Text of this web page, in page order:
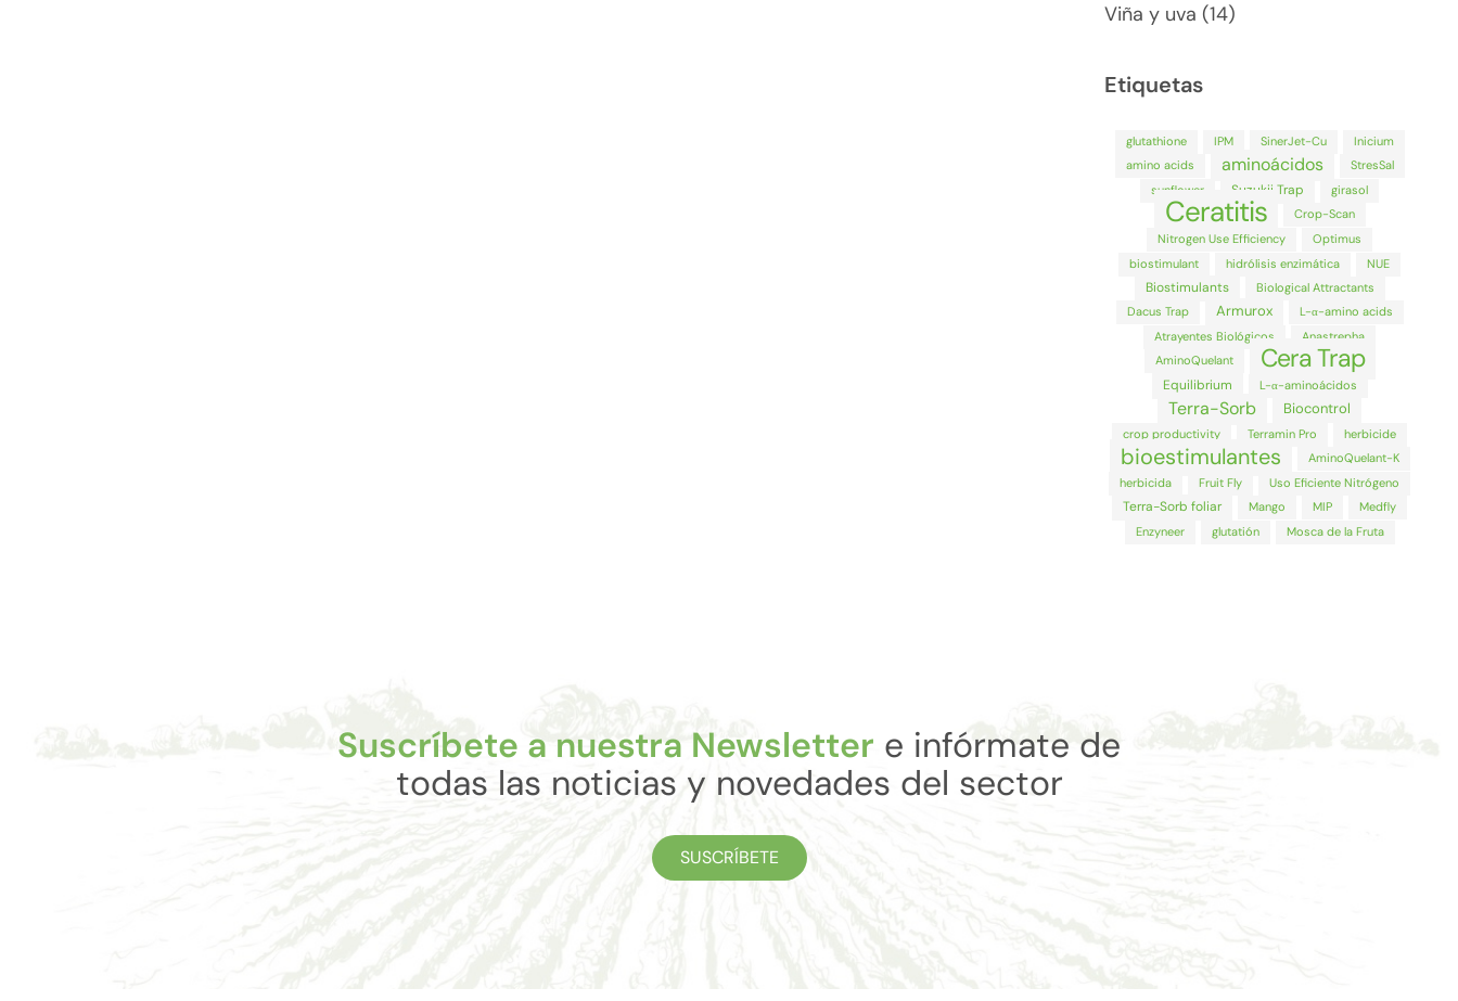
Viña y uva (14)
Etiquetas
glutathione IPM SinerJet-Cu
Inicium
amino acids
aminoácidos
StresSal
sunflower
Suzukii Trap girasol
Ceratitis
Crop-Scan
Nitrogen Use Efficiency
Optimus
biostimulant
hidrólisis enzimática NUE
Biostimulants
Biological Attractants
Dacus Trap
Armurox
L-α-amino acids
Atrayentes Biológicos
Anastrepha
AminoQuelant
Cera Trap
Equilibrium L-α-aminoácidos
Terra-Sorb Biocontrol
crop productivity Terramin Pro herbicide
bioestimulantes
AminoQuelant-K
herbicida
Fruit Fly Uso Eficiente Nitrógeno
Terra-Sorb foliar Mango MIP
Medfly
Enzyneer
glutatión Mosca de la Fruta
Suscríbete a nuestra Newsletter e infórmate de
todas las noticias y novedades del sector
SUSCRÍBETE